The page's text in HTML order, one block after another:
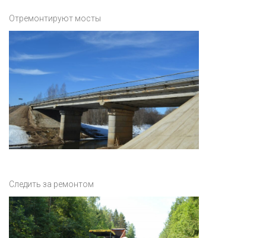
Отремонтируют мосты
Следить за ремонтом